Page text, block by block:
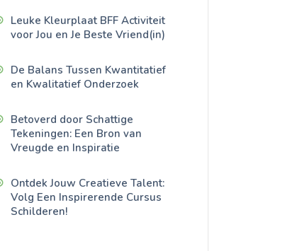
Leuke Kleurplaat BFF Activiteit
voor Jou en Je Beste Vriend(in)
De Balans Tussen Kwantitatief
en Kwalitatief Onderzoek
Betoverd door Schattige
Tekeningen: Een Bron van
Vreugde en Inspiratie
Ontdek Jouw Creatieve Talent:
Volg Een Inspirerende Cursus
Schilderen!